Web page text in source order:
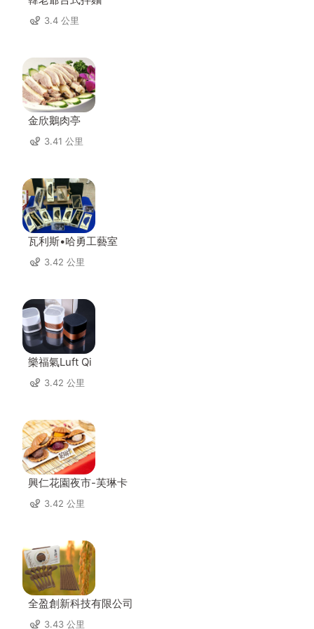
3.4 公里
金欣鵝肉亭
3.41 公里
瓦利斯•哈勇工藝室
3.42 公里
樂福氣Luft Qi
3.42 公里
興仁花園夜市-芙琳卡
3.42 公里
全盈創新科技有限公司
3.43 公里